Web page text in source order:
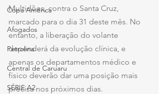
Copa América
Afogados
Petrolina
Central de Caruaru
SÉRIE A2
Multidões, contra o Santa Cruz,
marcado para o dia 31 deste mês. No
entanto, a liberação do volante
dependerá da evolução clínica, e
apenas os departamentos médico e
físico deverão dar uma posição mais
precisa nos próximos dias.